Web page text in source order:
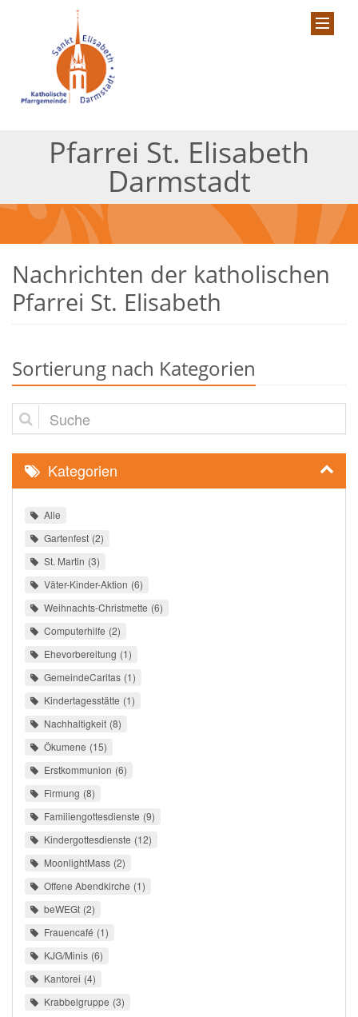
Pfarrei St. Elisabeth
Darmstadt
Nachrichten der katholischen
Pfarrei St. Elisabeth
Sortierung nach Kategorien
Suche
Kategorien
Alle
Gartenfest 2
St. Martin 3
Väter-Kinder-Aktion 6
Weihnachts-Christmette 6
Computerhilfe 2
Ehevorbereitung 1
GemeindeCaritas 1
Kindertagesstätte 1
Nachhaltigkeit 8
Ökumene 15
Erstkommunion 6
Firmung 8
Familiengottesdienste 9
Kindergottesdienste 12
MoonlightMass 2
Offene Abendkirche 1
beWEGt 2
Frauencafé 1
KJG/Minis 6
Kantorei 4
Krabbelgruppe 3